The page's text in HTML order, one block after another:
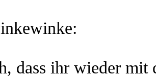
dass ihr wieder mit